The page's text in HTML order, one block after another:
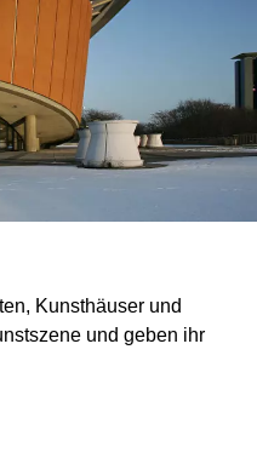
Kunsthäuser und
und geben ihr